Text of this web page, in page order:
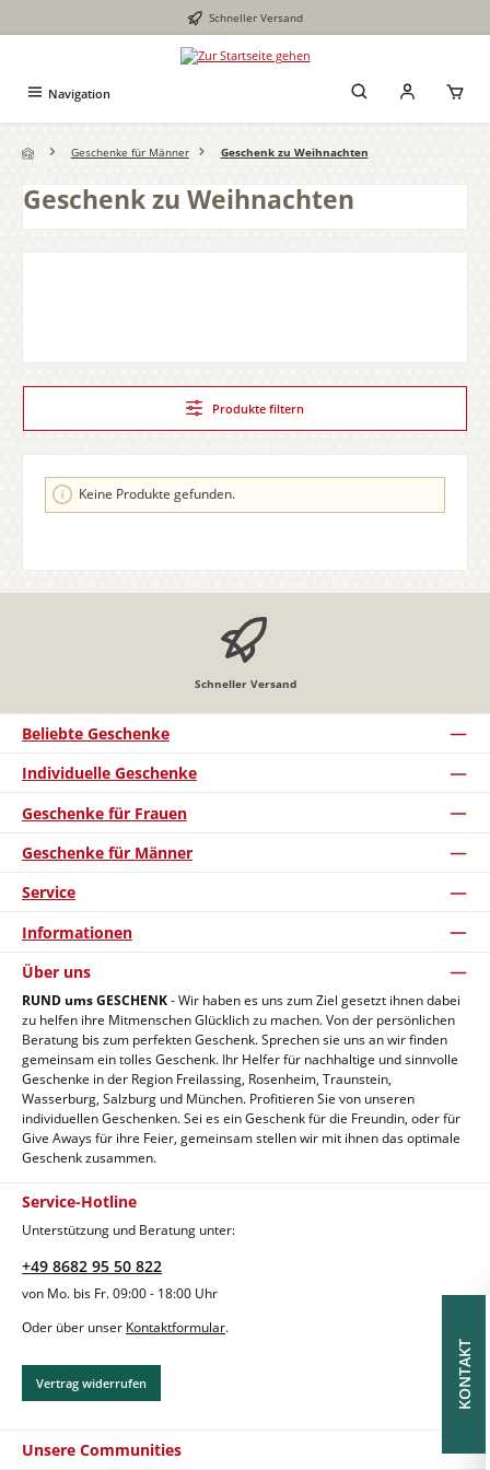
Schneller Versand
Navigation
Geschenke für Männer Geschenk zu Weihnachten
Geschenk zu Weihnachten
Produkte filtern
Keine Produkte gefunden.
Schneller Versand
Beliebte Geschenke
Individuelle Geschenke
Geschenke für Frauen
Geschenke für Männer
Service
Informationen
Service-Hotline
Unterstützung und Beratung unter:
+49 8682 95 50 822
von Mo. bis Fr. 09:00 - 18:00 Uhr
Oder über unser Kontaktformular.
Vertrag widerrufen
Unsere Communities
Über uns
RUND ums GESCHENK- Wir haben es uns zum Ziel gesetzt ihnen dabei
zu helfen ihre Mitmenschen Glücklich zu machen. Von der persönlichen
Beratung bis zum perfekten Geschenk. Sprechen sie uns an wir finden
gemeinsam ein tolles Geschenk. Ihr Helfer für nachhaltige und sinnvolle
Geschenke in der Region Freilassing, Rosenheim, Traunstein,
Wasserburg, Salzburg und München. Profitieren Sie von unseren
individuellen Geschenken. Sei es ein Geschenk für die Freundin, oder für
Give Aways für ihre Feier, gemeinsam stellen wir mit ihnen das optimale
Geschenk zusammen.
KONTAKT